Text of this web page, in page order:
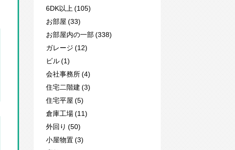
6DK以上 (105)
お部屋 (33)
お部屋内の一部 (338)
ガレージ (12)
ビル (1)
会社事務所 (4)
住宅二階建 (3)
住宅平屋 (5)
倉庫工場 (11)
外回り (50)
小屋物置 (3)